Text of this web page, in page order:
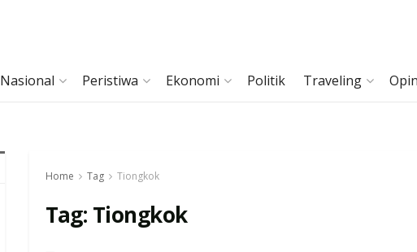
Nasional Peristiwa Ekonomi Politik Traveling
Home Tag Tiongkok
Tag: Tiongkok